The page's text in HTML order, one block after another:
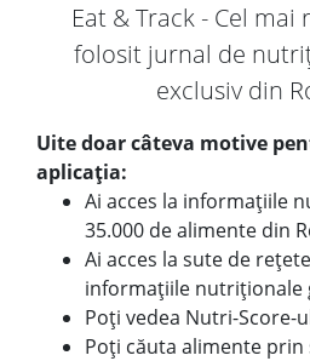
Eat & Track - Cel
folosit jurnal de
exclusiv din
Uite doar câteva motive
aplicația:
Ai acces la informațiile
35.000 de alimente din
Ai acces la sute de
informațiile nutriționale
Poți vedea Nutri-Score-
Poți căuta alimente